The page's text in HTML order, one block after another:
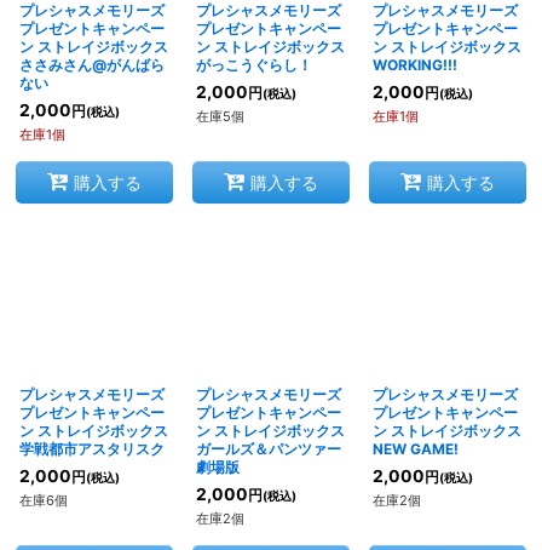
プレシャスメモリーズ
プレゼントキャンペー
ン ストレイジボックス
ささみさん@がんばら
ない
2,000 円 (税込)
在庫1個
購入する
プレシャスメモリーズ
プレゼントキャンペー
ン ストレイジボックス
がっこうぐらし！
2,000 円 (税込)
在庫5個
購入する
プレシャスメモリーズ
プレゼントキャンペー
ン ストレイジボックス
WORKING!!!
2,000 円 (税込)
在庫1個
購入する
プレシャスメモリーズ
プレゼントキャンペー
ン ストレイジボックス
学戦都市アスタリスク
2,000 円 (税込)
在庫6個
プレシャスメモリーズ
プレゼントキャンペー
ン ストレイジボックス
ガールズ＆パンツァー
劇場版
2,000 円 (税込)
在庫2個
プレシャスメモリーズ
プレゼントキャンペー
ン ストレイジボックス
NEW GAME!
2,000 円 (税込)
在庫2個